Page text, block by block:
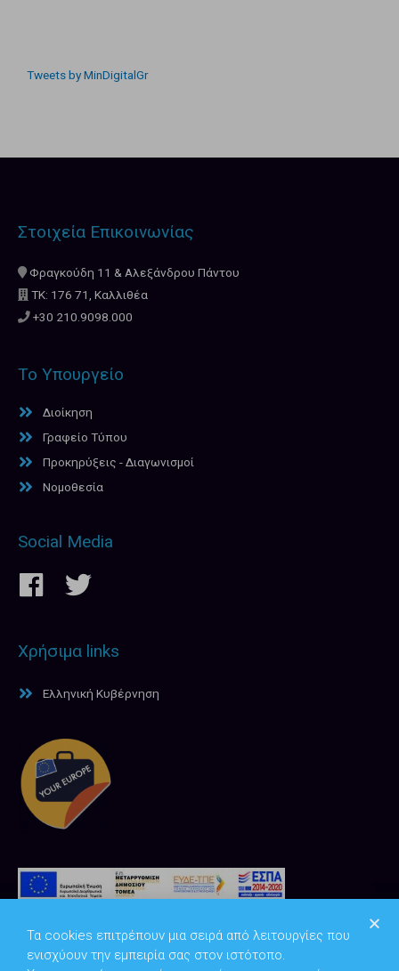
Tweets by MinDigitalGr
Στοιχεία Επικοινωνίας
Φραγκούδη 11 & Αλεξάνδρου Πάντου
ΤΚ: 176 71, Καλλιθέα
+30 210.9098.000
Το Υπουργείο
Διοίκηση
Γραφείο Τύπου
Προκηρύξεις - Διαγωνισμοί
Νομοθεσία
Social Media
Χρήσιμα links
Ελληνική Κυβέρνηση
Τα cookies επιτρέπουν μια σειρά από λειτουργίες που
ενισχύουν την εμπειρία σας στον ιστότοπο.